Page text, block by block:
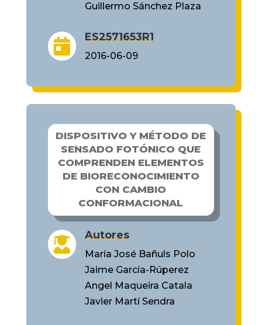
Guillermo Sánchez Plaza
 ES2571653R1
2016-06-09
DISPOSITIVO Y MÉTODO DE
SENSADO FOTÓNICO QUE
COMPRENDEN ELEMENTOS
DE BIORECONOCIMIENTO
CON CAMBIO
CONFORMACIONAL
 Autores
María José Bañuls Polo
Jaime García-Rúperez
Angel Maqueira Catala
Javier Martí Sendra